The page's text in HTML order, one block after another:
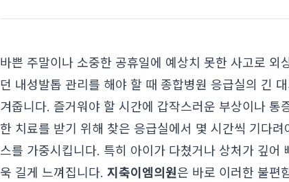
바쁜 주말이나 소중한 공휴일에 예상치 못한 사고로 외
던 내성발톱 관리를 해야 할 때 종합병원 응급실의 긴
겨줍니다. 즐거워야 할 시간에 갑작스러운 부상이나 통
한 치료를 받기 위해 찾은 응급실에서 몇 시간씩 기다려
스를 가중시킵니다. 특히 아이가 다쳤거나 상처가 깊어
욱 길게 느껴집니다. 지축이엠의원은 바로 이러한 불편